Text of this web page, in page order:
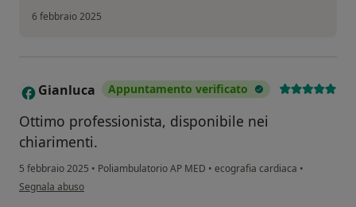
6 febbraio 2025
G Gianluca Appuntamento verificato
Ottimo professionista, disponibile nei
chiarimenti.
5 febbraio 2025 • Poliambulatorio AP MED • ecografia cardiaca •
secondo l'opinione dell'utente Gianluca
Segnala abuso